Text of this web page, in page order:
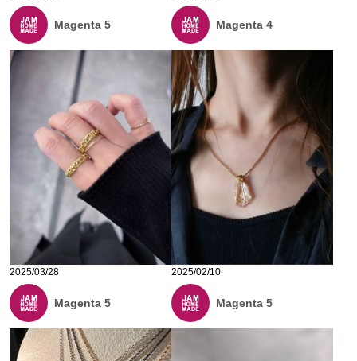
Magenta 5 Magenta 4
2025/03/28
Magenta 5
2025/02/10
Magenta 5